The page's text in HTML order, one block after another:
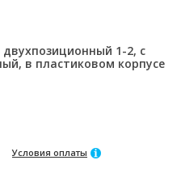
1-2, с
в пластиковом корпусе
Условия оплаты